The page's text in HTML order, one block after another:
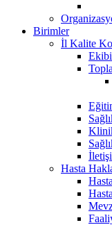
Birimler
İl Kalite
Hasta